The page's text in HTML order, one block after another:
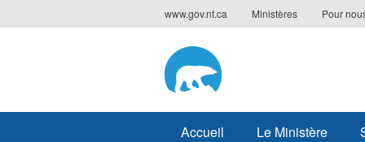
to
www.gov.nt.ca Ministères Pour
Accueil Le Ministère